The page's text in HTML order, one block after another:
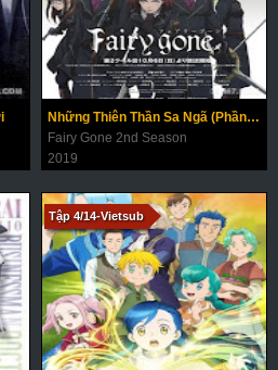
Những Thiên Thần Sa Ngã (Phần 2)
Fairy Gone 2nd Season
2019
Tập 4/14-Vietsub